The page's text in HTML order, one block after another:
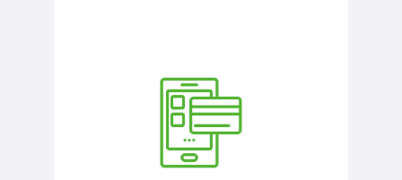
Setelah permohonan diluluskan, kad
MyRadha’ah akan dijana.